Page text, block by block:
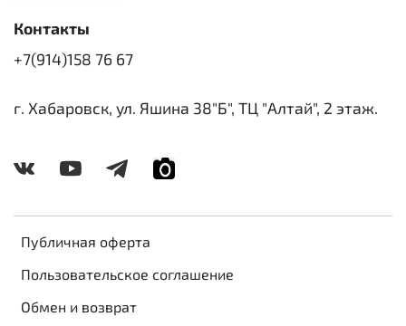
Публичная оферта
Пользовательское соглашение
Обмен и возврат
Контакты
+7(914)158 76 67
г. Хабаровск, ул. Яшина 38"Б", ТЦ "Алтай", 2 этаж.